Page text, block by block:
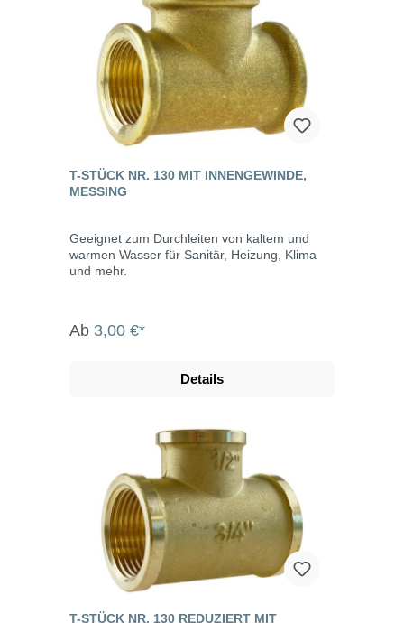
T-STÜCK NR. 130 MIT INNENGEWINDE,
MESSING
Geeignet zum Durchleiten von kaltem und
warmen Wasser für Sanitär, Heizung, Klima
und mehr.
Ab 3,00 €*
Details
T-STÜCK NR. 130 REDUZIERT MIT